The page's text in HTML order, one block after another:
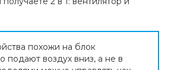
похожи на блок
подают воздух вниз, а не в